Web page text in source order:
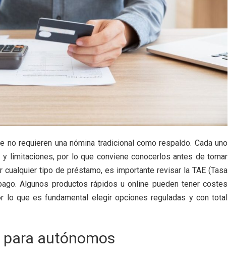
requieren una nómina tradicional como respaldo. Cada uno
limitaciones, por lo que conviene conocerlos antes de tomar
tipo de préstamo, es importante revisar la TAE (Tasa
Algunos productos rápidos u online pueden tener costes
lo que es fundamental elegir opciones reguladas y con total
autónomos